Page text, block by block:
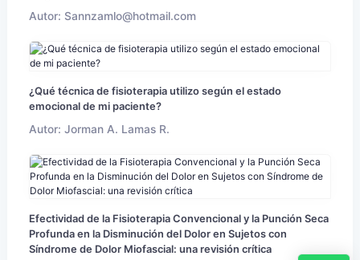
Autor: Sannzamlo@hotmail.com
¿Qué técnica de fisioterapia utilizo según el estado
emocional de mi paciente?
Autor: Jorman A. Lamas R.
Efectividad de la Fisioterapia Convencional y la Punción Seca
Profunda en la Disminución del Dolor en Sujetos con
Síndrome de Dolor Miofascial: una revisión crítica